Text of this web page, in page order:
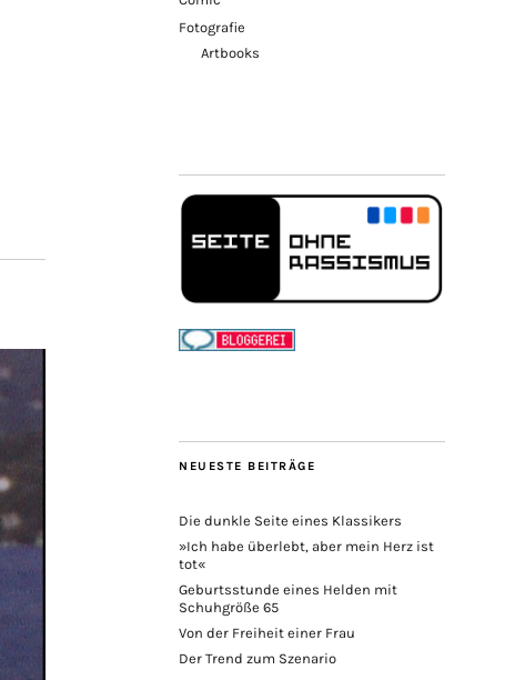
Fotografie
Artbooks
NEUESTE BEITRÄGE
Die dunkle Seite eines Klassikers
»Ich habe überlebt, aber mein Herz ist
tot«
Geburtsstunde eines Helden mit
Schuhgröße 65
Von der Freiheit einer Frau
Der Trend zum Szenario